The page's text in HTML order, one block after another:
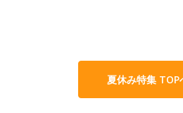
夏休み特集 TOP